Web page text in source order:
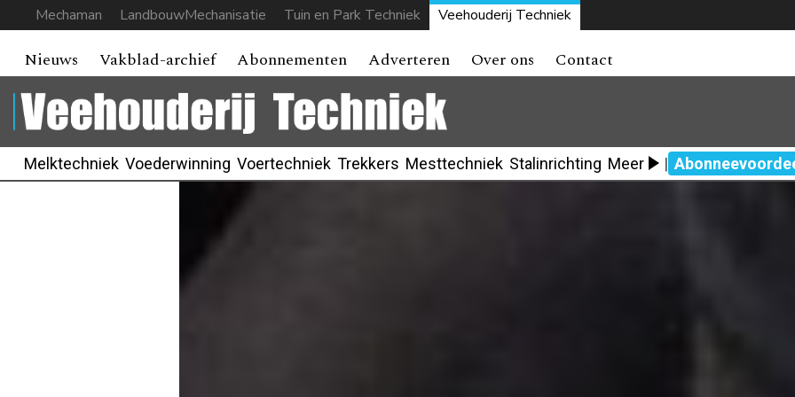
Mechaman LandbouwMechanisatie Tuin en Park Techniek Veehouderij Techniek
Nieuws Vakblad-archief Abonnementen Adverteren Over ons Contact
Melktechniek Voederwinning Voertechniek Trekkers Mesttechniek Stalinrichting Meer |